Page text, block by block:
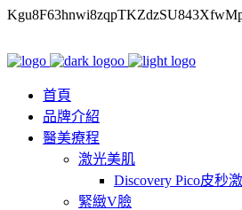
首頁
品牌介紹
醫美療程
激光美肌
Discovery Pico皮秒
緊緻V臉